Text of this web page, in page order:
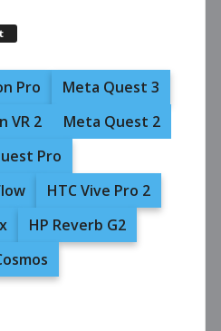
Pro
Meta Quest 3
VR 2
Meta Quest 2
Pro
HTC Vive Pro 2
HP Reverb G2